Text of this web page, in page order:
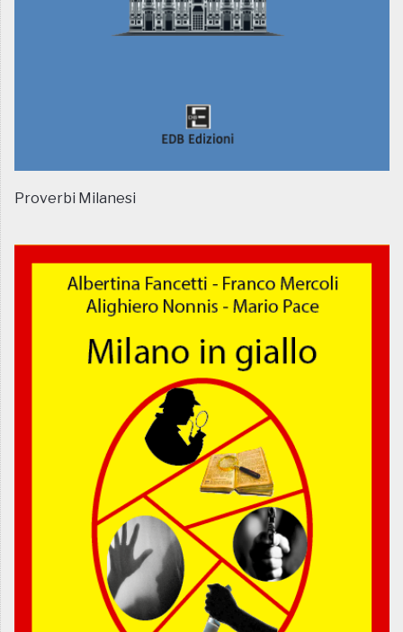
Proverbi Milanesi